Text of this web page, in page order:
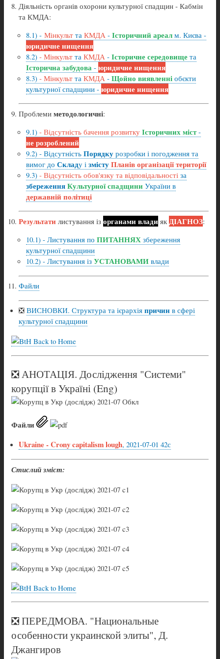
Діяльність органів охорони культурної спадщин - Кабмін
та КМДА:
8.1) - Мінкульт та КМДА - Історичний ареал м. Києва -
юридичне нищення
8.2) - Мінкульт та КМДА - Історичне середовище та
Історична забудова - юридичне нищення
8.3) - Мінкульт та КМДА - Щойно виявленні обєкти
культурної спадщини - юридичне нищення
Проблеми методологичні:
9.1) - Відсутність бачення розвитку Історичних міст-
не розроблений
9.2) - Відсутність Порядку розробки і погодження та
вимог до Складу і змістуПланів організації території
9.3) - Відсутність обов'язку та відповідальності за
збереженняКультурної спадщини України в
державній політиці
Результати листування із органами влади як ДІАГНОЗ:
10.1) - Листування по ПИТАННЯХ збереження
культурної спадщини
10.2) - Листування із УСТАНОВАМИ влади
Файли
❎ ВИСНОВКИ. Структура та ієрархія причин в сфері
культурної спадщини
Back to Home
❎ АНОТАЦІЯ. Дослідження "Системи"
корупції в Україні (Eng)
Файли
Ukraine - Crony capitalism lough, 2021-07-01 42с
Стислий зміст:
Back to Home
❎ ПЕРЕДМОВА. "Национальные
особенности украинской элиты", Д.
Джангиров